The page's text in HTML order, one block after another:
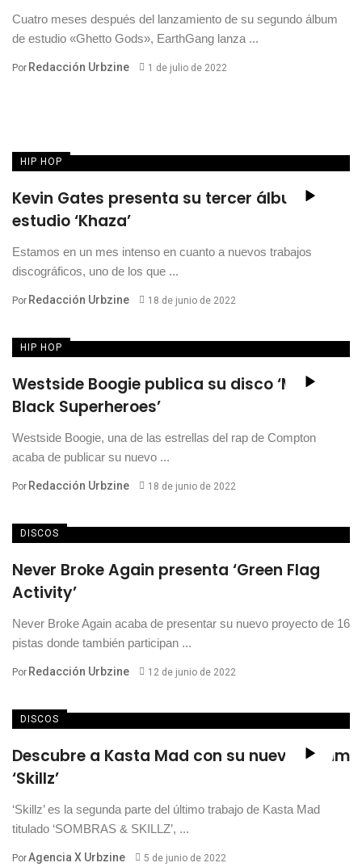
Cuatro meses después del lanzamiento de su segundo álbum
de estudio «Ghetto Gods», EarthGang lanza ...
Por Redacción Urbzine 1 de julio de 2022
HIP HOP
Kevin Gates presenta su tercer álbum de
estudio ‘Khaza’
Estamos en un mes intenso en cuanto a nuevos trabajos
discográficos, uno de los que ...
Por Redacción Urbzine 18 de junio de 2022
HIP HOP
Westside Boogie publica su disco ‘More
Black Superheroes’
Westside Boogie, una de las estrellas del rap de Compton
acaba de publicar su nuevo ...
Por Redacción Urbzine 18 de junio de 2022
DISCOS
Never Broke Again presenta ‘Green Flag
Activity’
Never Broke Again acaba de presentar su nuevo proyecto de 16
pistas donde también participan ...
Por Redacción Urbzine 12 de junio de 2022
DISCOS
Descubre a Kasta Mad con su nuevo álbum
‘Skillz’
‘Skillz’ es la segunda parte del último trabajo de Kasta Mad
titulado ‘SOMBRAS & SKILLZ’, ...
PorAgencia X Urbzine 5 de junio de 2022